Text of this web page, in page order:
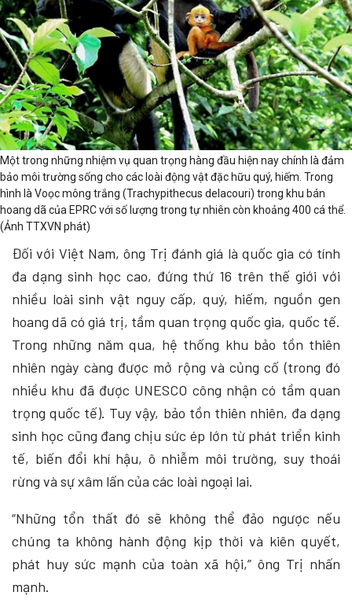
Một trong những nhiệm vụ quan trọng hàng đầu hiện nay chính là đảm
bảo môi trường sống cho các loài động vật đặc hữu quý, hiếm. Trong
hình là Voọc mông trắng (Trachypithecus delacouri) trong khu bán
hoang dã của EPRC với số lượng trong tự nhiên còn khoảng 400 cá thể.
(Ảnh TTXVN phát)
Đối với Việt Nam, ông Trị đánh giá là quốc gia có tính
đa dạng sinh học cao, đứng thứ 16 trên thế giới với
nhiều loài sinh vật nguy cấp, quý, hiếm, nguồn gen
hoang dã có giá trị, tầm quan trọng quốc gia, quốc tế.
Trong những năm qua, hệ thống khu bảo tồn thiên
nhiên ngày càng được mở rộng và củng cố (trong đó
nhiều khu đã được UNESCO công nhận có tầm quan
trọng quốc tế). Tuy vậy, bảo tồn thiên nhiên, đa dạng
sinh học cũng đang chịu sức ép lớn từ phát triển kinh
tế, biến đổi khí hậu, ô nhiễm môi trường, suy thoái
rừng và sự xâm lấn của các loài ngoại lai.
“Những tổn thất đó sẽ không thể đảo ngược nếu
chúng ta không hành động kịp thời và kiên quyết,
phát huy sức mạnh của toàn xã hội,” ông Trị nhấn
mạnh.